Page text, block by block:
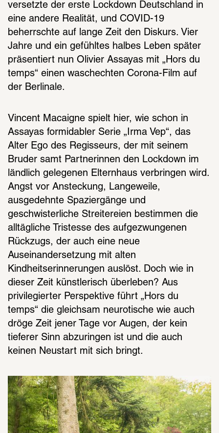
versetzte der erste Lockdown Deutschland in
eine andere Realität, und COVID-19
beherrschte auf lange Zeit den Diskurs. Vier
Jahre und ein gefühltes halbes Leben später
präsentiert nun Olivier Assayas mit „Hors du
temps“ einen waschechten Corona-Film auf
der Berlinale.
Vincent Macaigne spielt hier, wie schon in
Assayas formidabler Serie „Irma Vep“, das
Alter Ego des Regisseurs, der mit seinem
Bruder samt Partnerinnen den Lockdown im
ländlich gelegenen Elternhaus verbringen wird.
Angst vor Ansteckung, Langeweile,
ausgedehnte Spaziergänge und
geschwisterliche Streitereien bestimmen die
alltägliche Tristesse des aufgezwungenen
Rückzugs, der auch eine neue
Auseinandersetzung mit alten
Kindheitserinnerungen auslöst. Doch wie in
dieser Zeit künstlerisch überleben? Aus
privilegierter Perspektive führt „Hors du
temps“ die gleichsam neurotische wie auch
dröge Zeit jener Tage vor Augen, der kein
tieferer Sinn abzuringen ist und die auch
keinen Neustart mit sich bringt.